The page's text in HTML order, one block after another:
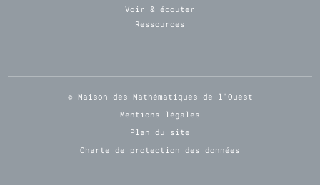
Voir & écouter
Ressources
© Maison des Mathématiques de l'Ouest
Mentions légales
Plan du site
Charte de protection des données